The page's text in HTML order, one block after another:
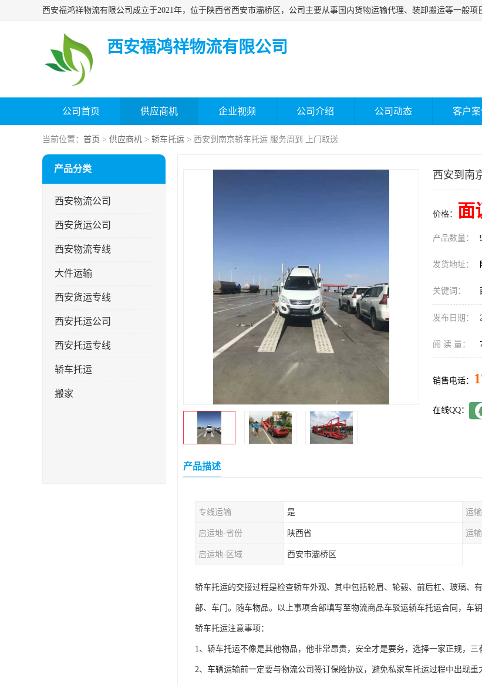
西安福鸿祥物流有限公司
公司首页 供应商机 企业视频 公司介绍 公司动态 客户案
当前位置： 首页 > 供应商机 > 轿车托运 > 西安到南京轿车托运 服务周到 上门取送
产品分类
西安物流公司
西安货运公司
西安物流专线
大件运输
西安货运专线
西安托运公司
西安托运专线
轿车托运
搬家
西安到南
价格： 面
产品数量：
发货地址：
关键词：
发布日期：
阅 读 量：
销售电话：
在线QQ：
产品描述
专线运输 是 运
启运地-省份 陕西省 运
启运地-区域 西安市灞桥区
轿车托运的交接过程是检查轿车外观、其中包括轮眉、轮毂、前后杠、玻璃、
部、车门。随车物品。以上事项合部填写至物流商品车驳运轿车托运合同，车钥
轿车托运注意事项：
1、轿车托运不像是其他物品，他非常昂贵，安全才是要务，选择一家正规，三
2、车辆运输前一定要与物流公司签订保险协议，避免私家车托运过程中出现